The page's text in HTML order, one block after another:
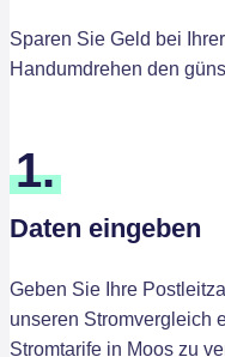
Sparen Sie Geld bei
Handumdrehen den
1.
Daten eingeben
Geben Sie Ihre
unseren Stromvergleich
Stromtarife in Moos zu